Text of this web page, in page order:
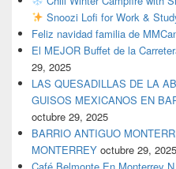
Snoozi Lofi for Work &
Feliz navidad familia de
El MEJOR Buffet de la
29, 2025
LAS QUESADILLAS DE LA
GUISOS MEXICANOS EN
octubre 29, 2025
BARRIO ANTIGUO
MONTERREY octubre 29, 2025